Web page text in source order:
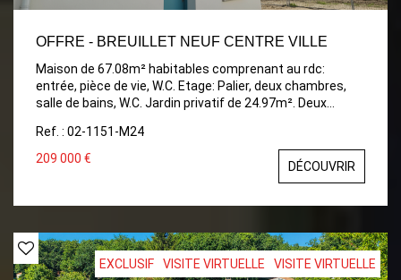
OFFRE - BREUILLET NEUF CENTRE VILLE
Maison de 67.08m² habitables comprenant au rdc:
entrée, pièce de vie, W.C. Etage: Palier, deux chambres,
salle de bains, W.C. Jardin privatif de 24.97m². Deux
jusqu'au 30/09/2026
Ref. : 02-1151-M24
209 000 €
DÉCOUVRIR
EXCLUSIF VISITE VIRTUELLE VISITE VIRTUELLE